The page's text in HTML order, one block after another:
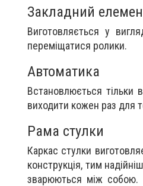
Закладний
Виготовляється у
переміщатися ролики.
Автоматика
Встановлюється
виходити кожен раз для
Рама стулки
Каркас стулки
конструкція, тим
зварюються між собою.